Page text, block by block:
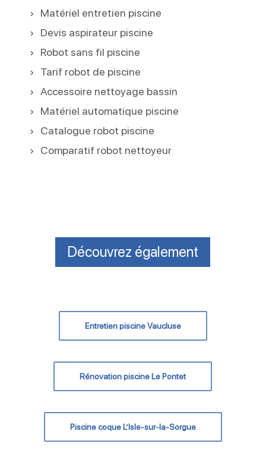
Matériel entretien piscine
Devis aspirateur piscine
Robot sans fil piscine
Tarif robot de piscine
Accessoire nettoyage bassin
Matériel automatique piscine
Catalogue robot piscine
Comparatif robot nettoyeur
Découvrez également
Entretien piscine Vaucluse
Rénovation piscine Le Pontet
Piscine coque L’Isle-sur-la-Sorgue